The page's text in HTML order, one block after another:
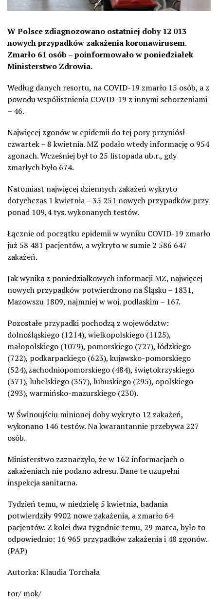
W Polsce zdiagnozowano ostatniej doby 12 013
nowych przypadków zakażenia koronawirusem.
Zmarło 61 osób – poinformowało w poniedziałek
Ministerstwo Zdrowia.
Według danych resortu, na COVID-19 zmarło 15 osób, a z
powodu współistnienia COVID-19 z innymi schorzeniami
– 46.
Najwięcej zgonów w epidemii do tej pory przyniósł
czwartek – 8 kwietnia. MZ podało wtedy informację o 954
zgonach. Wcześniej był to 25 listopada ub.r., gdy
zmarłych było 674.
Natomiast najwięcej dziennych zakażeń wykryto
dotychczas 1 kwietnia – 35 251 nowych przypadków przy
ponad 109,4 tys. wykonanych testów.
Łącznie od początku epidemii w wyniku COVID-19 zmarło
już 58 481 pacjentów, a wykryto w sumie 2 586 647
zakażeń.
Jak wynika z poniedziałkowych informacji MZ, najwięcej
nowych przypadków potwierdzono na Śląsku – 1831,
Mazowszu 1809, najmniej w woj. podlaskim – 167.
Pozostałe przypadki pochodzą z województw:
dolnośląskiego (1214), wielkopolskiego (1125),
małopolskiego (1079), pomorskiego (727), łódzkiego
(722), podkarpackiego (623), kujawsko-pomorskiego
(524),zachodniopomorskiego (484), świętokrzyskiego
(371), lubelskiego (357), lubuskiego (295), opolskiego
(293), warmińsko-mazurskiego (230).
W Świnoujściu minionej doby wykryto 12 zakażeń,
wykonano 146 testów. Na kwarantannie przebywa 227
osób.
Ministerstwo zaznaczyło, że w 162 informacjach o
zakażeniach nie podano adresu. Dane te uzupełni
inspekcja sanitarna.
Tydzień temu, w niedzielę 5 kwietnia, badania
potwierdziły 9902 nowe zakażenia, a zmarło 64
pacjentów. Z kolei dwa tygodnie temu, 29 marca, było to
odpowiednio: 16 965 przypadków zakażenia i 48 zgonów.
(PAP)
Autorka: Klaudia Torchała
tor/ mok/